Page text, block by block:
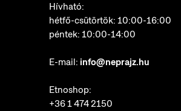
Hívható:
hétfő-csütörtök: 10:00-16:00
péntek: 10:00-14:00
E-mail: info@neprajz.hu
Etnoshop:
+36 1 474 2150